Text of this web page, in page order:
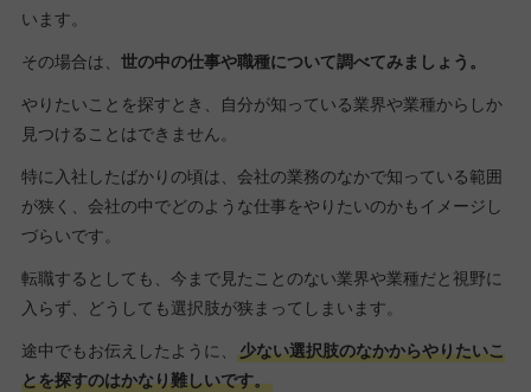
います。
その場合は、 世の中の仕事や職種について調べてみましょう。
やりたいことを探すとき、自分が知っている業界や業種からしか
見つけることはできません。
特に入社したばかりの頃は、会社の業務のなかで知っている範囲
が狭く、会社の中でどのような仕事をやりたいのかもイメージし
づらいです。
転職するとしても、今まで見たことのない業界や業種だと視野に
入らず、どうしても選択肢が狭まってしまいます。
途中でもお伝えしたように、
少ない選択肢のなかからやりたいこ
とを探すのはかなり難しいです。